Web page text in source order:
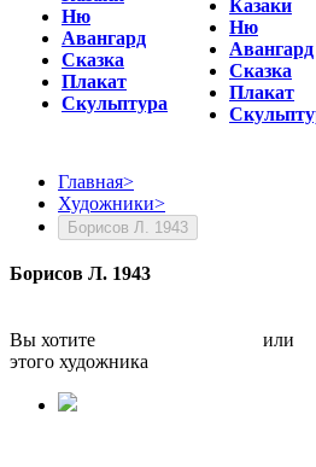
Ню
Авангард
Сказка
Плакат
Скульптура
Казаки
Ню
Авангард
Сказка
Плакат
Главная>
Художники>
Борисов Л. 1943
Борисов Л. 1943
Вы хотите или
этого художника